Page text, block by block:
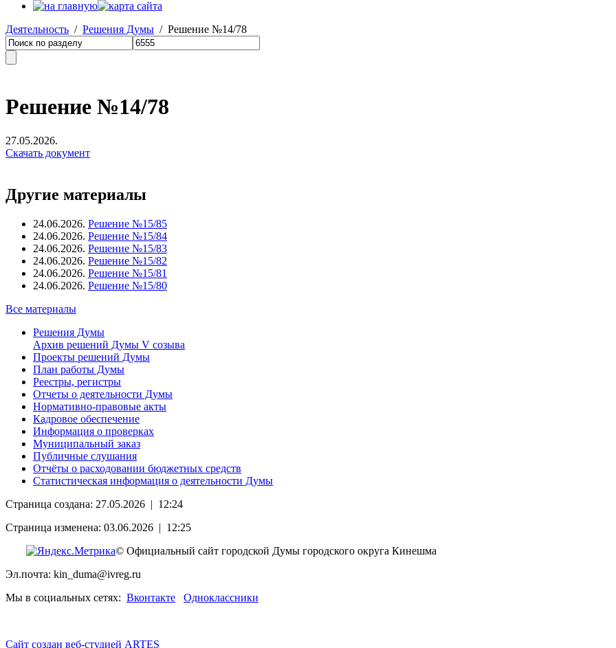
Деятельность / Решения Думы / Решение №14/78
Решение №14/78
27.05.2026.
Скачать документ
Другие материалы
24.06.2026. Решение №15/85
24.06.2026. Решение №15/84
24.06.2026. Решение №15/83
24.06.2026. Решение №15/82
24.06.2026. Решение №15/81
24.06.2026. Решение №15/80
Все материалы
Решения Думы
Архив решений Думы V созыва
Проекты решений Думы
План работы Думы
Реестры, регистры
Отчеты о деятельности Думы
Нормативно-правовые акты
Кадровое обеспечение
Информация о проверках
Муниципальный заказ
Публичные слушания
Отчёты о расходовании бюджетных средств
Статистическая информация о деятельности Думы
Страница создана: 27.05.2026 | 12:24
Страница изменена: 03.06.2026 | 12:25
© Официальный сайт городской Думы городского округа Кинешма
Эл.почта: kin_duma@ivreg.ru
Мы в социальных сетях: Вконтакте Одноклассники
Сайт создан веб-студией ARTES